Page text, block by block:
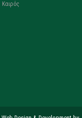
Καιρός